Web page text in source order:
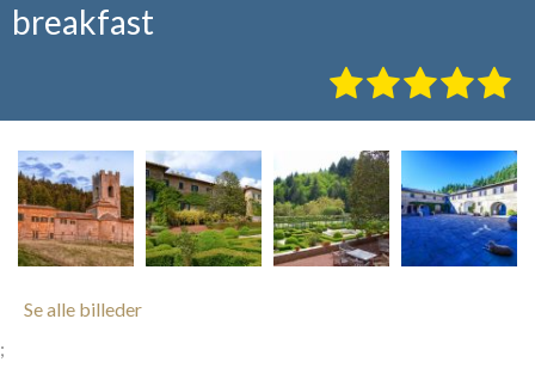
breakfast
Se alle billeder
;